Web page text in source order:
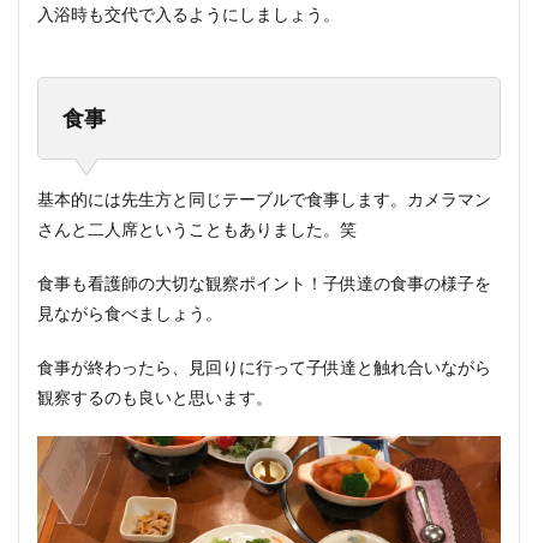
入浴時も交代で入るようにしましょう。
食事
基本的には先生方と同じテーブルで食事します。カメラマン
さんと二人席ということもありました。笑
食事も看護師の大切な観察ポイント！子供達の食事の様子を
見ながら食べましょう。
食事が終わったら、見回りに行って子供達と触れ合いながら
観察するのも良いと思います。